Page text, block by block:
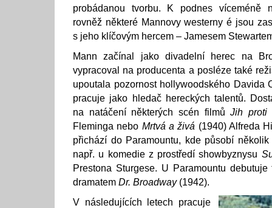
probádanou tvorbu. K podnes víceméně
rovněž některé Mannovy westerny é jsou
s jeho klíčovým hercem – Jamesem
Mann začínal jako divadelní herec na
vypracoval na producenta a posléze také
upoutala pozornost hollywoodského Davida
pracuje jako hledač hereckých talentů.
na natáčení některých scén filmůJih proti
Fleminga nebo Mrtvá a živá (1940) Alfreda
přichází do Paramountu, kde působí
např. u komedie z prostředí showbyznysu
Prestona Sturgese. U Paramountu
dramatem Dr. Broadway(1942).
V následujících letech pracuje